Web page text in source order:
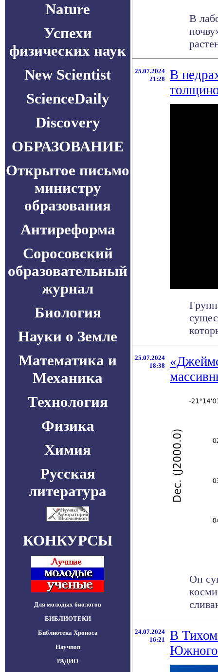
Nature
Успехи
физических наук
New Scientist
ScienceDaily
Discovery
ОБРАЗОВАНИЕ
Открытое письмо
министру
образования
Антиреформа
Соросовский
образовательный
журнал
Биология
Науки о Земле
Математика и
Механика
Технология
Физика
Химия
Русская
литература
КОНКУРСЫ
Для молодых биологов
БИБЛИОТЕКИ
Библиотека Хроноса
Научпоп
РАДИО
В
25.07.2024
21:28
В
25.07.2024
18:38
Он
24.07.2024
16:21
В Тихом
Южного